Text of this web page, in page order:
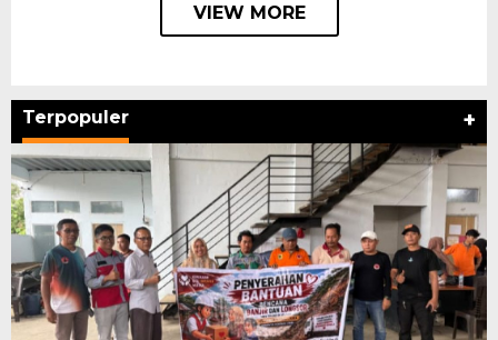
VIEW MORE
Terpopuler +